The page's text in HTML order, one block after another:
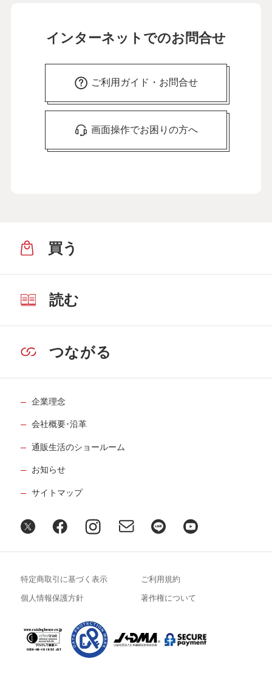
インターネットでのお問合せ
ご利用ガイド・お問合せ
画面操作でお困りの方へ
買う
読む
つながる
企業理念
会社概要･沿革
通販生活のショールーム
お知らせ
サイトマップ
特定商取引に基づく表示 ご利用規約
個人情報保護方針 著作権について